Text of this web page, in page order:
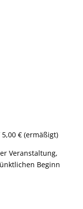
€ (ermäßigt)
Veranstaltung,
Beginn